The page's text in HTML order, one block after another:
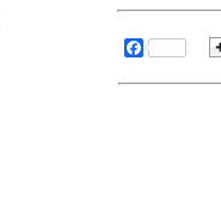
Facebook